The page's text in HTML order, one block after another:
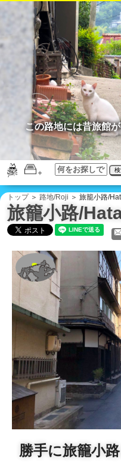
この路地には昔旅館
トップ＞ 路地/Roji ＞ 旅籠小路/
旅籠小路/
勝手に旅籠小